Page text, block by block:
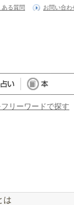
ある質問 お問い合わ
リーワードで探す
は